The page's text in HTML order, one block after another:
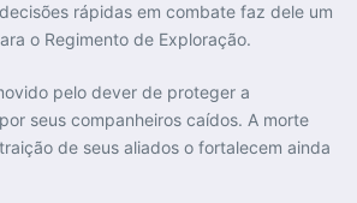
rápidas em combate faz dele um
o Regimento de Exploração.
pelo dever de proteger a
seus companheiros caídos. A morte
de seus aliados o fortalecem ainda